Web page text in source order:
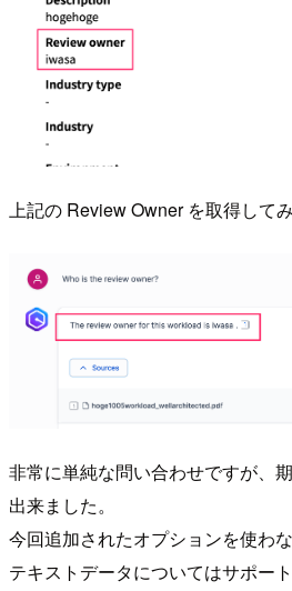
上記の Review Owner を取得してみ
非常に単純な問い合わせですが、
出来ました。
今回追加されたオプションを使わ
テキストデータについてはサポー